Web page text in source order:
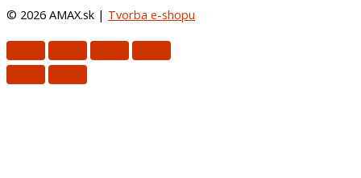
© 2026 AMAX.sk | Tvorba e-shopu